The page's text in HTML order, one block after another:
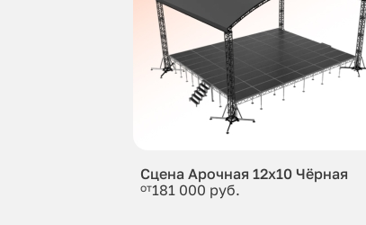
Сцена Арочная 12x10 Чёрная
от181 000 руб.